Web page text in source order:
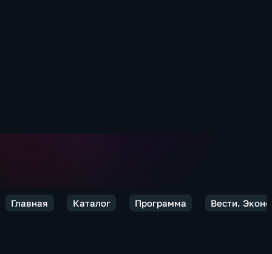
Главная Каталог Программа Вести.